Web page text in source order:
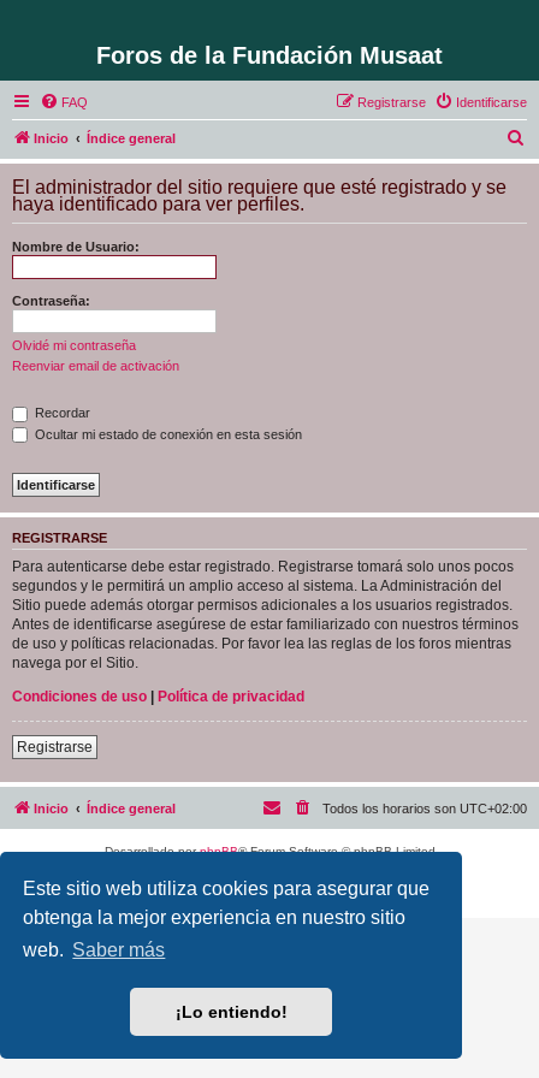
Este sitio web utiliza cookies para asegurar que
obtenga la mejor experiencia en nuestro sitio
web. Saber más
¡Lo entiendo!
Foros de la Fundación Musaat
FAQ Identificarse
Registrarse
Inicio Índice general
u
c
El administrador del sitio requiere que esté registrado y se
haya identificado para ver perfiles.
Nombre de Usuario:
Contraseña:
Olvidé mi contraseña
Reenviar email de activación
Recordar
Ocultar mi estado de conexión en esta sesión
REGISTRARSE
Para autenticarse debe estar registrado. Registrarse tomará solo unos pocos
segundos y le permitirá un amplio acceso al sistema. La Administración del
Sitio puede además otorgar permisos adicionales a los usuarios registrados.
Antes de identificarse asegúrese de estar familiarizado con nuestros términos
de uso y políticas relacionadas. Por favor lea las reglas de los foros mientras
navega por el Sitio.
Condiciones de uso | Política de privacidad
Registrarse
Inicio Índice general Todos los horarios son UTC+02:00
Desarrollado porphpBB® Forum Software © phpBB Limited
Privacidad| Condiciones